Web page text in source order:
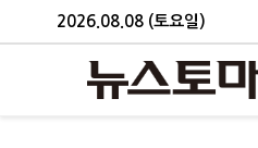
2026.08.08 (토요일)